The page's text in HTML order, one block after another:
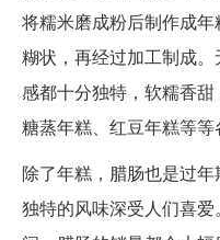
将糯米磨成粉后制作成
糊状，再经过加工制成
感都十分独特，软糯香
糖蒸年糕、红豆年糕等等
除了年糕，腊肠也是过
独特的风味深受人们喜